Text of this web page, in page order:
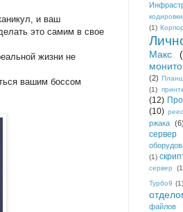
и ваш
это самим в свое
жизни не
вашим боссом
кодировки
(1)
Макс
(2)
(1)
(12)
(10)
ржака (6)
сервер
(1)
сервер
Турбо9 (1)
файлов